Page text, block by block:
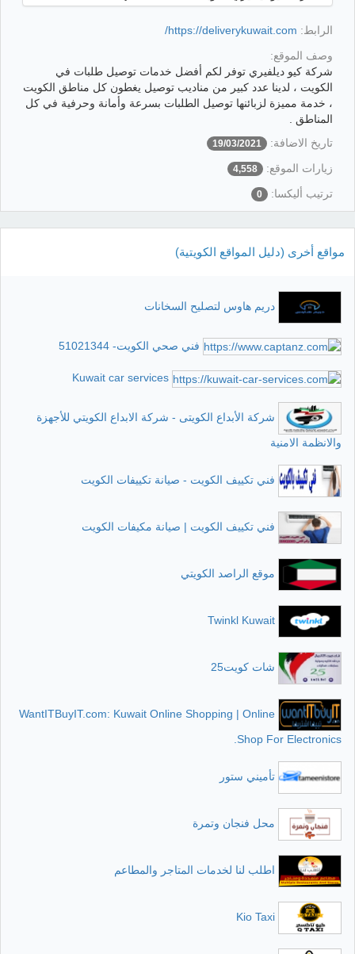
الرابط: https://deliverykuwait.com/
وصف الموقع:
شركة كيو ديلفيري توفر لكم أفضل خدمات توصيل طلبات في
الكويت ، لدينا عدد كبير من مناديب توصيل يغطون كل مناطق الكويت
، خدمة مميزة لزبائنها توصيل الطلبات بسرعة وأمانة وحرفية في كل
المناطق .
تاريخ الاضافة:
19/03/2021
زيارات الموقع: 4,558
ترتيب أليكسا: 0
مواقع أخرى (دليل المواقع الكويتية)
دريم هاوس لتصليح السخانات
فني صحي الكويت- 51021344
Kuwait car services
شركة الأبداع الكويتى - شركة الابداع الكويتي للأجهزة
والانظمة الامنية
فني تكييف الكويت - صيانة تكييفات الكويت
فني تكييف الكويت | صيانة مكيفات الكويت
موقع الراصد الكويتي
Twinkl Kuwait
شات كويت25
WantITBuyIT.com: Kuwait Online Shopping | Online
Shop For Electronics.
تأميني ستور
محل فنجان وتمرة
اطلب لنا لخدمات المتاجر والمطاعم
Kio Taxi